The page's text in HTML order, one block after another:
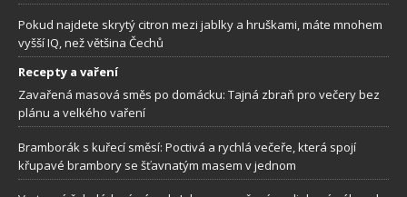
Pokud najdete skrytý citron mezi jablky a hruškami, máte mnohem
vyšší IQ, než většina Čechů
Recepty a vaření
Zavařená masová směs po domácku: Tajná zbraň pro večery bez
plánu a velkého vaření
Bramborák s kuřecí směsí: Poctivá a rychlá večeře, která spojí
křupavé brambory se šťavnatým masem v jednom